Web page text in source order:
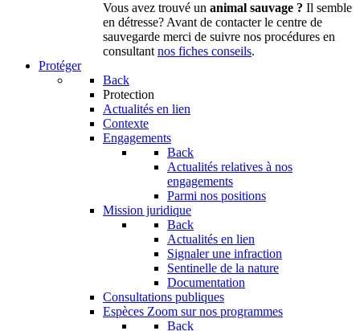
Vous avez trouvé un animal sauvage ? Il semble
en détresse? Avant de contacter le centre de
sauvegarde merci de suivre nos procédures en
consultantnos fiches conseils.
Protéger
Back
Protection
Actualités en lien
Contexte
Engagements
Back
Actualités relatives à nos
engagements
Parmi nos positions
Mission juridique
Back
Actualités en lien
Signaler une infraction
Sentinelle de la nature
Documentation
Consultations publiques
Espèces Zoom sur nos programmes
Back